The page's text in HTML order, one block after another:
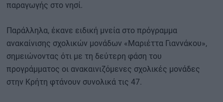
παραγωγής στο νησί.
Παράλληλα, έκανε ειδική μνεία στο πρόγραμμα
ανακαίνισης σχολικών μονάδων «Μαριέττα Γιαννάκου»,
σημειώνοντας ότι με τη δεύτερη φάση του
προγράμματος οι ανακαινιζόμενες σχολικές μονάδες
στην Κρήτη φτάνουν συνολικά τις 47.